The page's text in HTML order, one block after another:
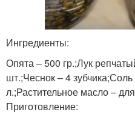
Ингредиенты:
Опята – 500 гр.;Лук
шт.;Чеснок – 4 зубчика;Соль
л.;Растительное масло –
Приготовление: